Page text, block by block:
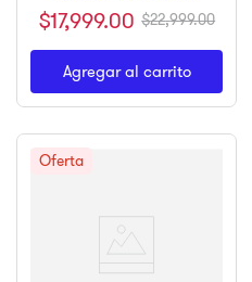
$17,999.00 $22,999.00
Agregar al carrito